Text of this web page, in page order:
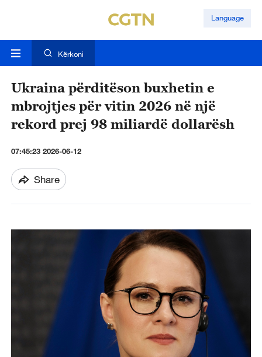
Language
Kërkoni
Ukraina përditëson buxhetin e
mbrojtjes për vitin 2026 në një
rekord prej 98 miliardë dollarësh
07:45:23 2026-06-12
Share